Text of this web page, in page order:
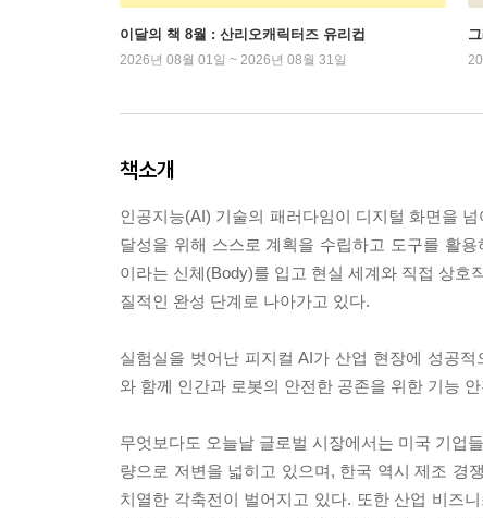
이달의 책 8월 : 산리오캐릭터즈 유리컵
2026년 08월 01일 ~ 2026년 08월 31일
책소개
인공지능(AI) 기술의 패러다임이 디지털 화면을
달성을 위해 스스로 계획을 수립하고 도구를 활
이라는 신체(Body)를 입고 현실 세계와 직접 상호
질적인 완성 단계로 나아가고 있다.
실험실을 벗어난 피지컬 AI가 산업 현장에 성공
와 함께 인간과 로봇의 안전한 공존을 위한 기능
무엇보다도 오늘날 글로벌 시장에서는 미국 기업
량으로 저변을 넓히고 있으며, 한국 역시 제조 경
치열한 각축전이 벌어지고 있다. 또한 산업 비즈